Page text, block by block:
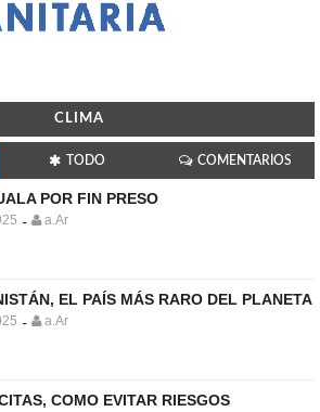
CLIMA
TODO COMENTARIOS
POR FIN PRESO
- a.Ar
EL PAÍS MÁS RARO DEL PLANETA
- a.Ar
COMO EVITAR RIESGOS